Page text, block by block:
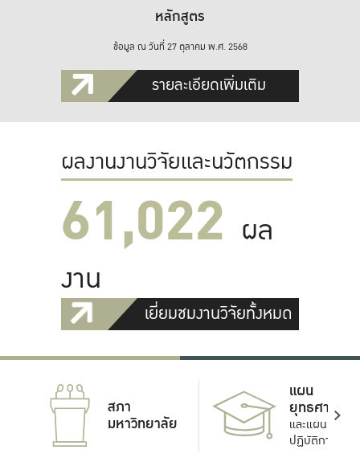
หลักสูตร
ข้อมูล ณ วันที่ 27 ตุลาคม พ.ศ. 2568
รายละเอียดเพิ่มเติม
ผลงานงานวิจัยและนวัตกรรม
61,022 ผล
งาน
เยี่ยมชมงานวิจัยทั้งหมด
สภา
มหาวิทยาลัย
แผน
ยุทธศาสตร์
และแผน
ปฏิบัติการ